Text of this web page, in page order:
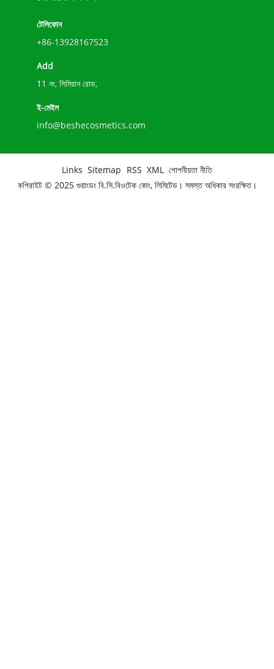
টেলিফোন
+86-13928167523
Add
11 নং, সিমিয়ান রোড,
ই-মেইল
info@beshecosmetics.com
Links Sitemap RSS XML গোপনীয়তা নীতি
কপিরাইট © 2025 গুয়াংডং বি.সি.বিওটেক কোং, লিমিটেড। সমস্ত অধিকার সংরক্ষিত।